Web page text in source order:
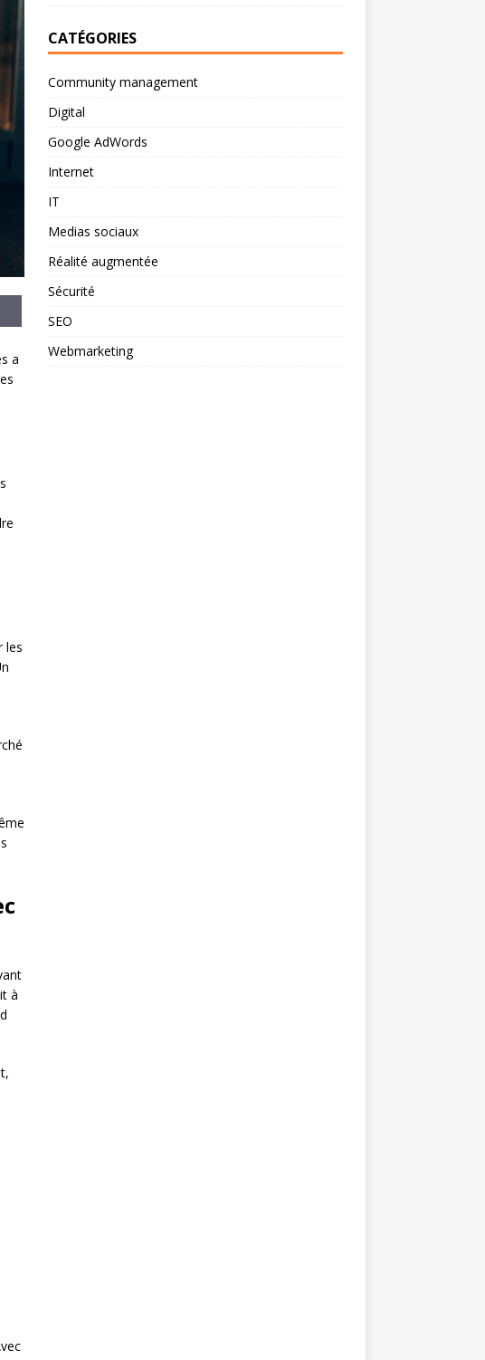
a
les
à
CATÉGORIES
Community management
Digital
Google AdWords
Internet
IT
Medias sociaux
Réalité augmentée
Sécurité
SEO
Webmarketing